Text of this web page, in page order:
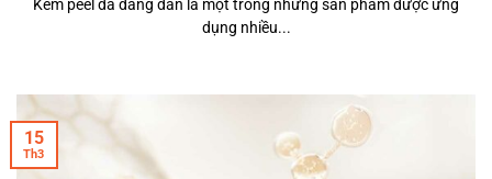
Kem peel da đang dần là một trong những sản phẩm được ứng
dụng nhiều...
15
Th3